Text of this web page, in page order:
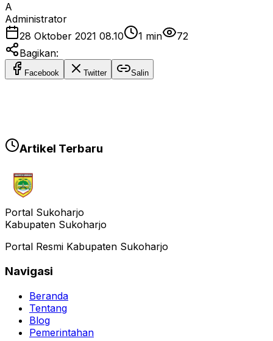
A
Administrator
28 Oktober 2021 08.10
1 min
72
Bagikan:
Facebook Twitter Salin
Artikel Terbaru
Portal Sukoharjo
Kabupaten Sukoharjo
Portal Resmi Kabupaten Sukoharjo
Navigasi
Beranda
Tentang
Blog
Pemerintahan